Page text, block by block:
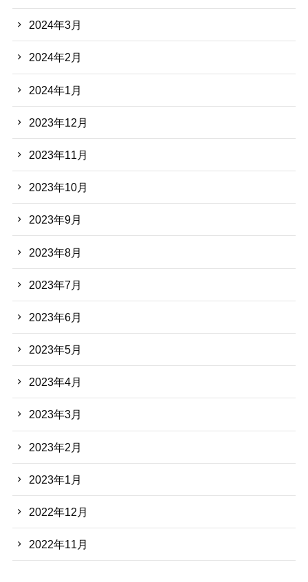
2024年3月
2024年2月
2024年1月
2023年12月
2023年11月
2023年10月
2023年9月
2023年8月
2023年7月
2023年6月
2023年5月
2023年4月
2023年3月
2023年2月
2023年1月
2022年12月
2022年11月